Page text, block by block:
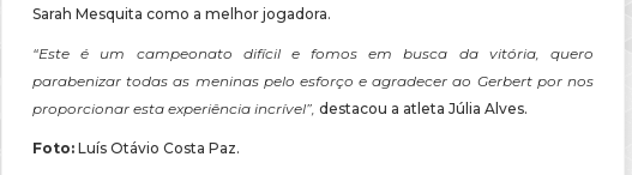
Sarah Mesquita como a melhor jogadora.
“Este é um campeonato difícil e fomos em busca da vitória, quero
parabenizar todas as meninas pelo esforço e agradecer ao Gerbert por nos
proporcionar esta experiência incrível”, destacou a atleta Júlia Alves.
Foto: Luís Otávio Costa Paz.